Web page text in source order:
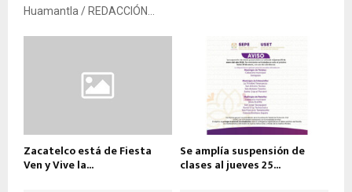
Huamantla / REDACCIÓN...
Zacatelco está de Fiesta
Ven y Vive la...
Se amplía suspensión de
clases al jueves 25...